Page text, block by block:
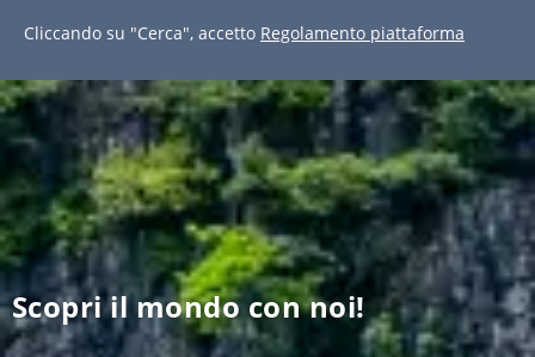
Scopri il mondo con noi!
Cliccando su "Cerca", accetto Regolamento piattaforma